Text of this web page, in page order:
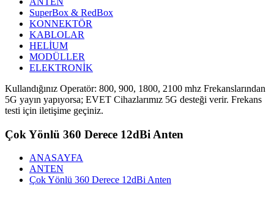
SuperBox & RedBox
KONNEKTÖR
KABLOLAR
HELİUM
MODÜLLER
ELEKTRONİK
Kullandığınız Operatör: 800, 900, 1800, 2100 mhz Frekanslarından
5G yayın yapıyorsa; EVET Cihazlarımız 5G desteği verir. Frekans
testi için iletişime geçiniz.
Çok Yönlü 360 Derece 12dBi Anten
ANASAYFA
ANTEN
Çok Yönlü 360 Derece 12dBi Anten